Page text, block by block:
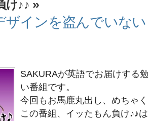
け♪♪ »
ザインを盗んでいな
SAKURAが英語でお届けする
い番組です。
今回もお馬鹿丸出し、めちゃ
この番組、イッたもん負け♪♪